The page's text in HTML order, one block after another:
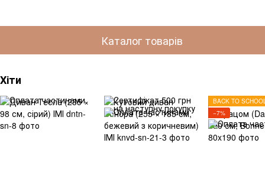
Каталог товарів
Хіти
BACK TO
−7%